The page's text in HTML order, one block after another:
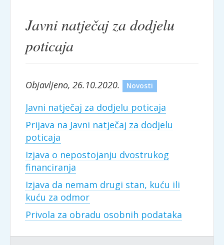
Javni natječaj za dodjelu
poticaja
Objavljeno, 26.10.2020. Novosti
Javni natječaj za dodjelu poticaja
Prijava na Javni natječaj za dodjelu
poticaja
Izjava o nepostojanju dvostrukog
financiranja
Izjava da nemam drugi stan, kuću ili
kuću za odmor
Privola za obradu osobnih podataka